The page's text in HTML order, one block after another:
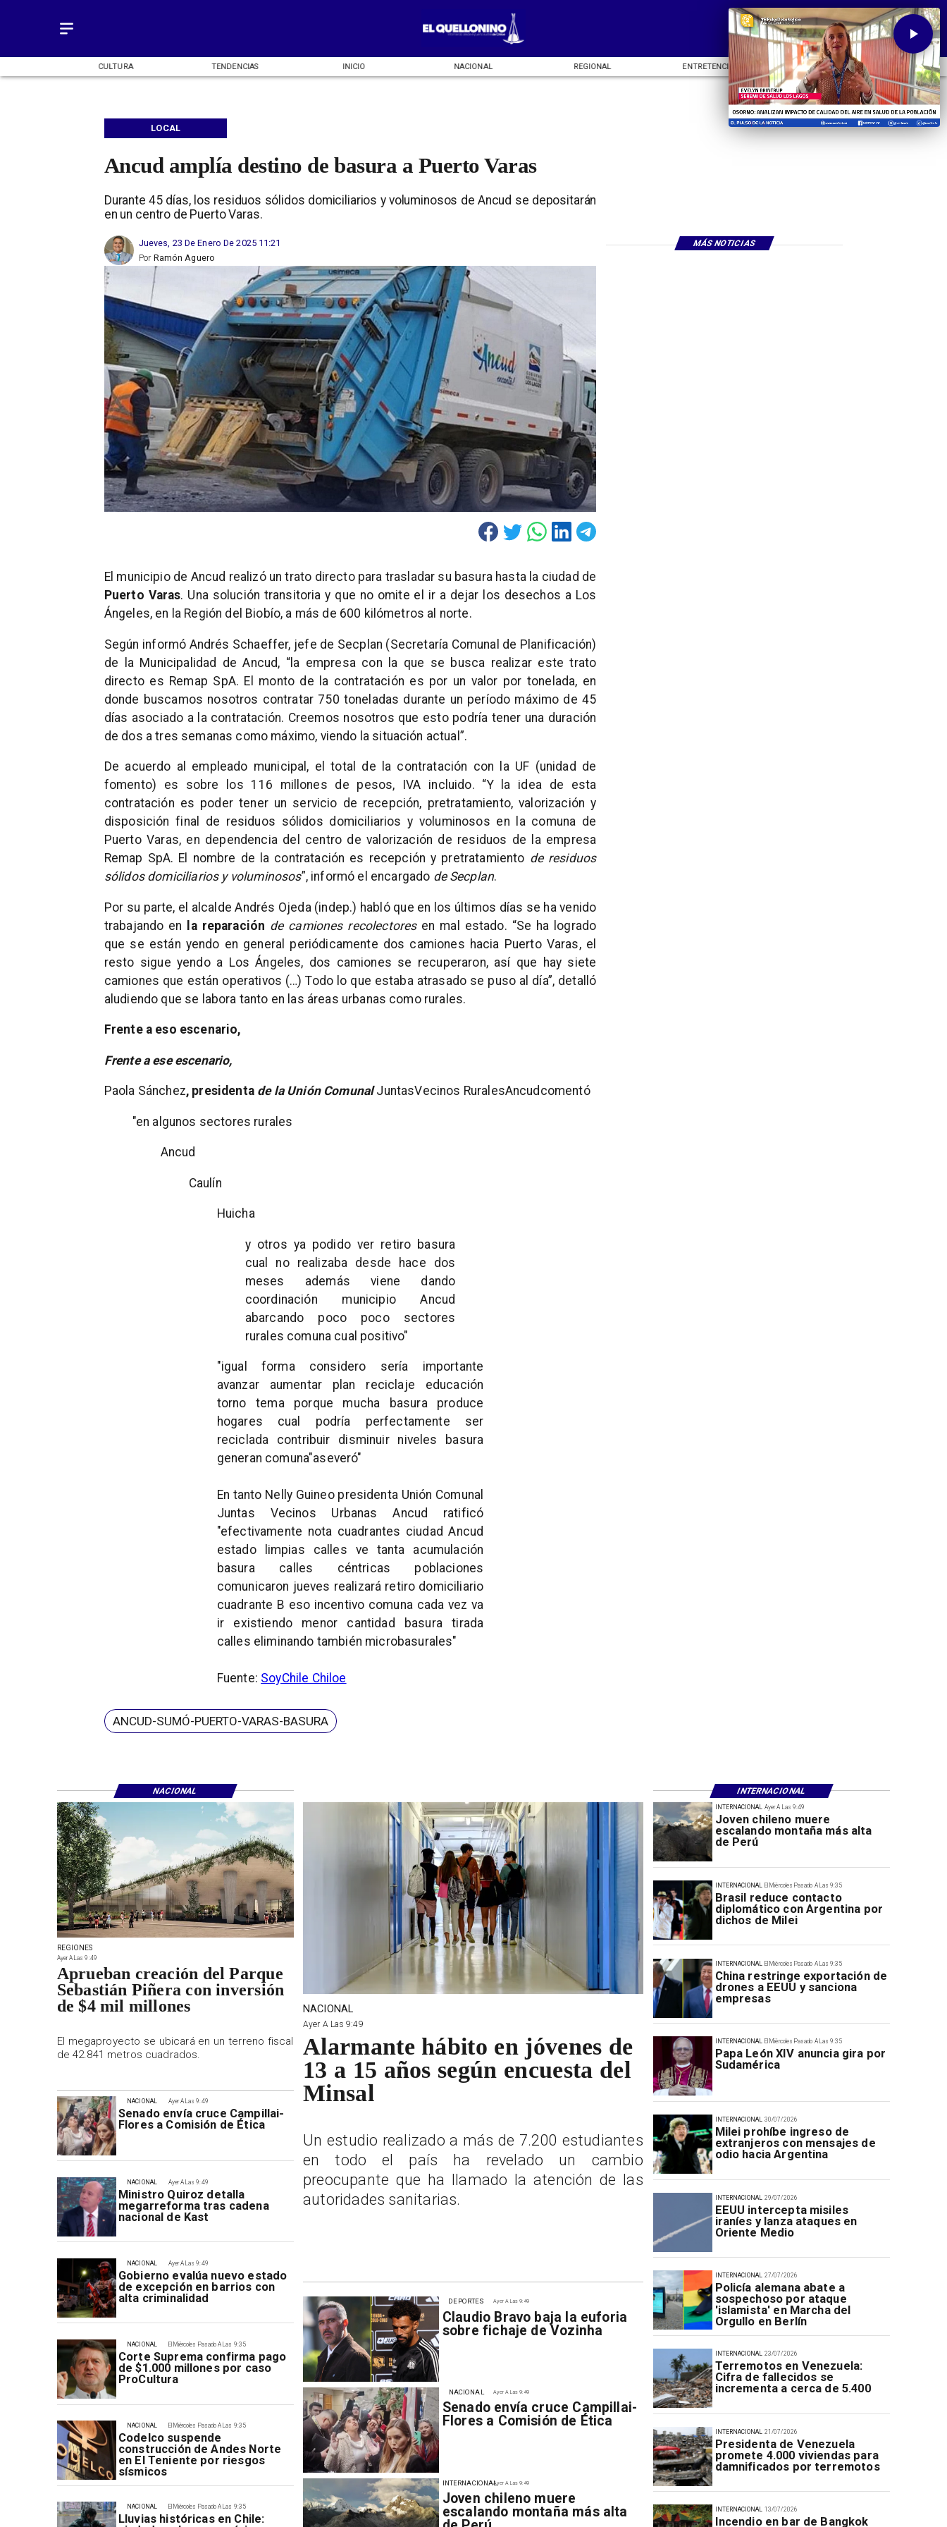
CULTURA TENDENCIAS INICIO NACIONAL REGIONAL ENTRETENCIÓN DEPORTES
Ancud amplía destino de basura a Puerto Varas
Durante 45 días, los residuos sólidos domiciliarios y voluminosos de Ancud se depositarán
en un centro de Puerto Varas.
LOCAL
MÁS NOTICIAS
Jueves, 23 De Enero De 2025 11:21
Ramón Aguero
Por
El municipio de Ancud realizó un trato directo para trasladar su basura hasta la ciudad de
Puerto Varas. Una solución transitoria y que no omite el ir a dejar los desechos a Los
Ángeles, en la Región del Biobío, a más de 600 kilómetros al norte.
Según informó Andrés Schaeffer, jefe de Secplan (Secretaría Comunal de Planificación)
de la Municipalidad de Ancud, “la empresa con la que se busca realizar este trato
directo es Remap SpA. El monto de la contratación es por un valor por tonelada, en
donde buscamos nosotros contratar 750 toneladas durante un período máximo de 45
días asociado a la contratación. Creemos nosotros que esto podría tener una duración
de dos a tres semanas como máximo, viendo la situación actual”.
De acuerdo al empleado municipal, el total de la contratación con la UF (unidad de
fomento) es sobre los 116 millones de pesos, IVA incluido. “Y la idea de esta
contratación es poder tener un servicio de recepción, pretratamiento, valorización y
disposición final de residuos sólidos domiciliarios y voluminosos en la comuna de
Puerto Varas, en dependencia del centro de valorización de residuos de la empresa
Remap SpA. El nombre de la contratación es recepción y pretratamiento de residuos
sólidos domiciliarios y voluminosos”, informó el encargado de Secplan.
Por su parte, el alcalde Andrés Ojeda (indep.) habló que en los últimos días se ha venido
trabajando en
la reparación de camiones recolectoresen mal estado. “Se ha logrado
que se están yendo en general periódicamente dos camiones hacia Puerto Varas, el
resto sigue yendo a Los Ángeles, dos camiones se recuperaron, así que hay siete
camiones que están operativos (…) Todo lo que estaba atrasado se puso al día”, detalló
aludiendo que se labora tanto en las áreas urbanas como rurales.
Frente a eso escenario,
Frente a ese escenario,
Paola Sánchez, presidenta de la Unión ComunalJuntasVecinos RuralesAncud comentó
"en algunos sectores rurales
Ancud
Caulín
Huicha
y otros ya podido ver retiro basura
cual no realizaba desde hace dos
meses además viene dando
coordinación municipio Ancud
abarcando poco poco sectores
rurales comuna cual positivo"
"igual forma considero sería importante
avanzar aumentar plan reciclaje educación
torno tema porque mucha basura produce
hogares cual podría perfectamente ser
reciclada contribuir disminuir niveles basura
generan comuna"aseveró"
En tanto Nelly Guineo presidenta Unión Comunal
Juntas Vecinos Urbanas Ancud ratificó
"efectivamente nota cuadrantes ciudad Ancud
estado limpias calles ve tanta acumulación
basura calles céntricas poblaciones
comunicaron jueves realizará retiro domiciliario
cuadrante B eso incentivo comuna cada vez va
ir existiendo menor cantidad basura tirada
calles eliminando también microbasurales"
Fuente: SoyChile Chiloe
ANCUD-SUMÓ-PUERTO-VARAS-BASURA
Ayer A Las 9:49
Joven chileno muere
escalando montaña más alta
de Perú
INTERNACIONAL
El Miércoles Pasado A Las 9:35
Brasil reduce contacto
diplomático con Argentina por
dichos de Milei
INTERNACIONAL
El Miércoles Pasado A Las 9:35
China restringe exportación de
drones a EEUU y sanciona
empresas
INTERNACIONAL
El Miércoles Pasado A Las 9:35
Papa León XIV anuncia gira por
Sudamérica
INTERNACIONAL
30/07/2026
Milei prohíbe ingreso de
extranjeros con mensajes de
odio hacia Argentina
INTERNACIONAL
29/07/2026
EEUU intercepta misiles
iraníes y lanza ataques en
Oriente Medio
INTERNACIONAL
27/07/2026
Policía alemana abate a
sospechoso por ataque
'islamista' en Marcha del
Orgullo en Berlín
INTERNACIONAL
23/07/2026
Terremotos en Venezuela:
Cifra de fallecidos se
incrementa a cerca de 5.400
INTERNACIONAL
21/07/2026
Presidenta de Venezuela
promete 4.000 viviendas para
damnificados por terremotos
INTERNACIONAL
13/07/2026
Incendio en bar de Bangkok
INTERNACIONAL
Ayer A Las 9:49
Senado envía cruce Campillai-
Flores a Comisión de Ética
NACIONAL
Ayer A Las 9:49
Ministro Quiroz detalla
megarreforma tras cadena
nacional de Kast
NACIONAL
Ayer A Las 9:49
Gobierno evalúa nuevo estado
de excepción en barrios con
alta criminalidad
NACIONAL
El Miércoles Pasado A Las 9:35
Corte Suprema confirma pago
de $1.000 millones por caso
ProCultura
NACIONAL
El Miércoles Pasado A Las 9:35
Codelco suspende
construcción de Andes Norte
en El Teniente por riesgos
sísmicos
NACIONAL
El Miércoles Pasado A Las 9:35
Lluvias históricas en Chile:
NACIONAL
Ayer A Las 9:49
Claudio Bravo baja la euforia
sobre fichaje de Vozinha
DEPORTES
Ayer A Las 9:49
Senado envía cruce Campillai-
Flores a Comisión de Ética
NACIONAL
Ayer A Las 9:49
Joven chileno muere
escalando montaña más alta
INTERNACIONAL
REGIONES
Ayer A Las 9:49
Aprueban creación del Parque
Sebastián Piñera con inversión
de $4 mil millones
El megaproyecto se ubicará en un terreno fiscal
de 42.841 metros cuadrados.
NACIONAL
Ayer A Las 9:49
Alarmante hábito en jóvenes de
13 a 15 años según encuesta del
Minsal
Un estudio realizado a más de 7.200 estudiantes
en todo el país ha revelado un cambio
preocupante que ha llamado la atención de las
autoridades sanitarias.
NACIONAL INTERNACIONAL